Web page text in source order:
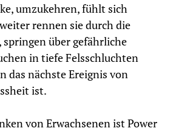
umzukehren, fühlt sich
rennen sie durch die
über gefährliche
in tiefe Felsschluchten
das nächste Ereignis von
ist.
von Erwachsenen ist Power